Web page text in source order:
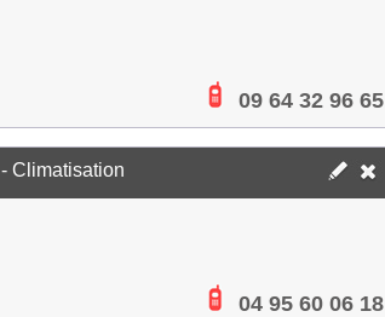
09 64 32 96 65
- Climatisation
04 95 60 06 18